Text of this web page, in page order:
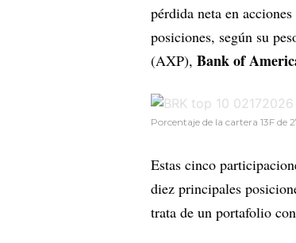
pérdida neta en
posiciones, según su
(AXP), Bank of
Porcentaje de la cartera 13F
Estas cinco
diez principales
trata de un portafolio